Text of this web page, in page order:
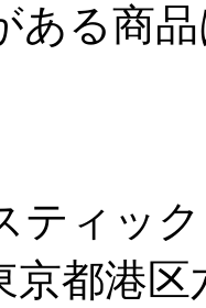
る商
ティッ
都港区